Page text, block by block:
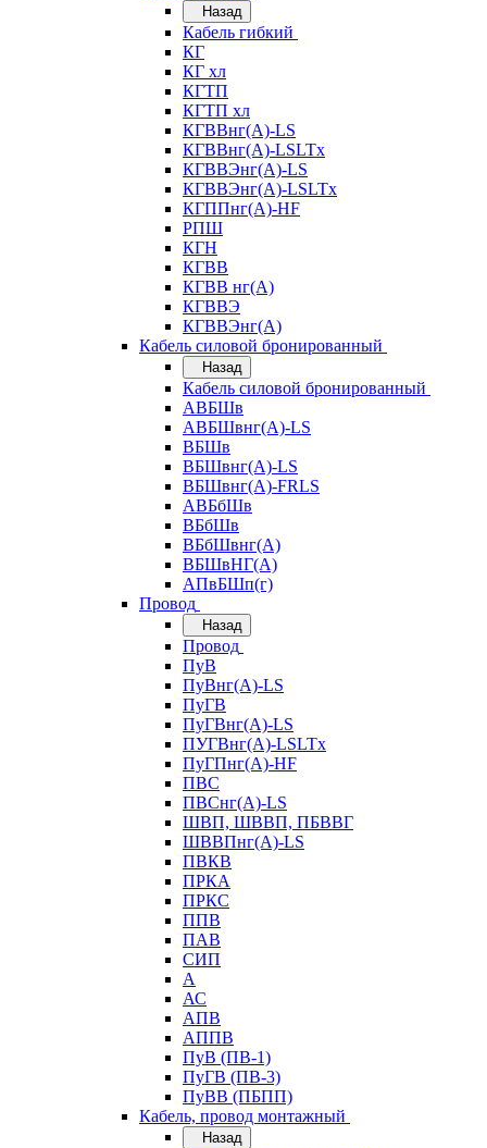
Назад
Кабель гибкий
КГ
КГ хл
КГТП
КГТП хл
КГВВнг(А)-LS
КГВВнг(А)-LSLTx
КГВВЭнг(А)-LS
КГВВЭнг(А)-LSLTx
КГППнг(А)-HF
РПШ
КГН
КГВВ
КГВВ нг(А)
КГВВЭ
КГВВЭнг(А)
Кабель силовой бронированный
Назад
Кабель силовой бронированный
АВБШв
АВБШвнг(А)-LS
ВБШв
ВБШвнг(А)-LS
ВБШвнг(А)-FRLS
АВБбШв
ВБбШв
ВБбШвнг(А)
ВБШвНГ(А)
АПвБШп(г)
Провод
Назад
Провод
ПуВ
ПуВнг(А)-LS
ПуГВ
ПуГВнг(А)-LS
ПУГВнг(А)-LSLTx
ПуГПнг(А)-HF
ПВС
ПВСнг(А)-LS
ШВП, ШВВП, ПБВВГ
ШВВПнг(А)-LS
ПВКВ
ПРКА
ПРКС
ППВ
ПАВ
СИП
А
АС
АПВ
АППВ
ПуВ (ПВ-1)
ПуГВ (ПВ-3)
ПуВВ (ПБПП)
Кабель, провод монтажный
Назад